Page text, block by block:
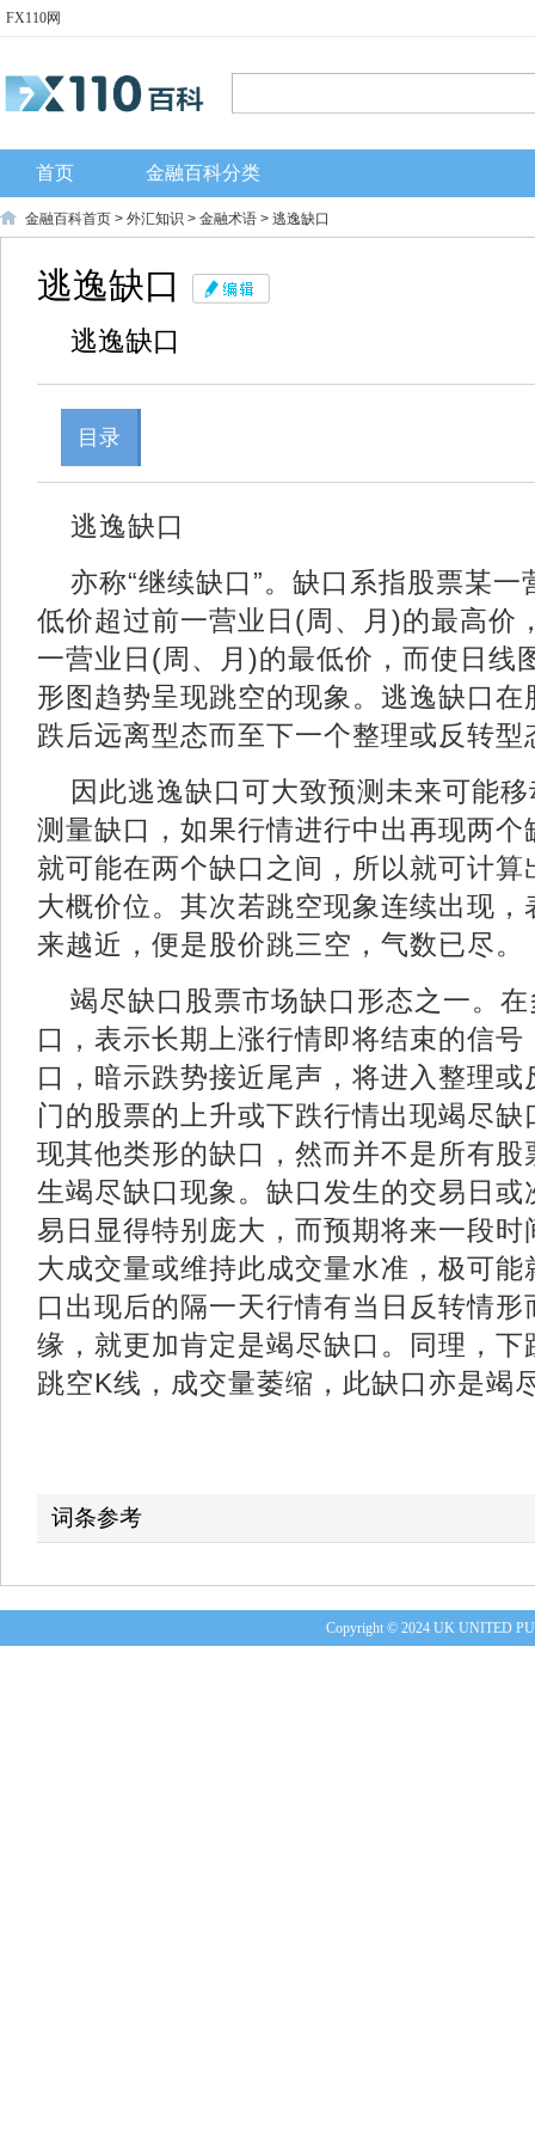
FX110网
首页 金融百科分类
金融百科首页 > 外汇知识 > 金融术语 > 逃逸缺口
逃逸缺口
逃逸缺口
目录
逃逸缺口
亦称“继续缺口”。缺口系指股票某
低价超过前一营业日(周、月)的最高价
一营业日(周、月)的最低价，而使日线
形图趋势呈现跳空的现象。逃逸缺口
跌后远离型态而至下一个整理或反转型
因此逃逸缺口可大致预测未来可能
测量缺口，如果行情进行中出再现两
就可能在两个缺口之间，所以就可计
大概价位。其次若跳空现象连续出现
来越近，便是股价跳三空，气数已尽。
竭尽缺口股票市场缺口形态之一。
口，表示长期上涨行情即将结束的信
口，暗示跌势接近尾声，将进入整理
门的股票的上升或下跌行情出现竭尽
现其他类形的缺口，然而并不是所有
生竭尽缺口现象。缺口发生的交易日
易日显得特别庞大，而预期将来一段
大成交量或维持此成交量水准，极可
口出现后的隔一天行情有当日反转情
缘，就更加肯定是竭尽缺口。同理，
跳空K线，成交量萎缩，此缺口亦是竭
词条参考
Copyright © 2024 UK UNITED